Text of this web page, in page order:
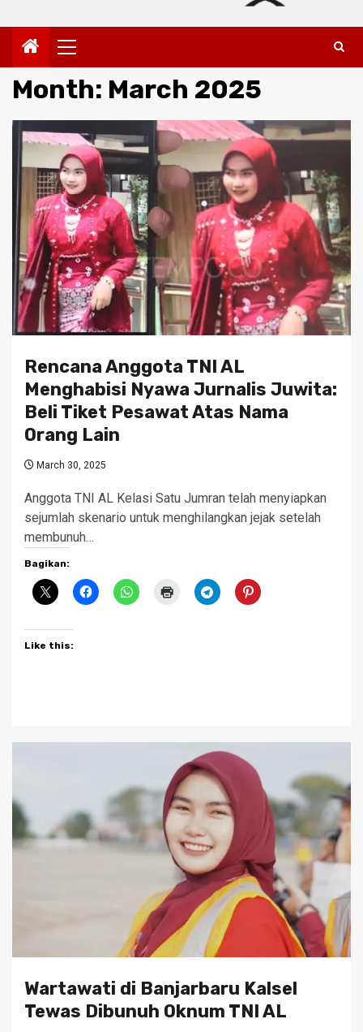
Primary
Menu
Month: March 2025
Rencana Anggota TNI AL
Menghabisi Nyawa Jurnalis Juwita:
Beli Tiket Pesawat Atas Nama
Orang Lain
March 30, 2025
Anggota TNI AL Kelasi Satu Jumran telah menyiapkan
sejumlah skenario untuk menghilangkan jejak setelah
membunuh…
Bagikan:
Like this:
Wartawati di Banjarbaru Kalsel
Tewas Dibunuh Oknum TNI AL